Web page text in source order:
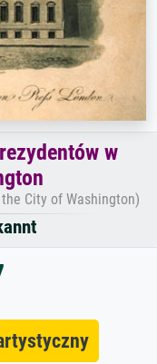
w
City of Washington)